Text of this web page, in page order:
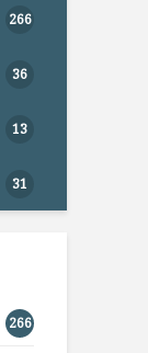
266
36
13
31
266